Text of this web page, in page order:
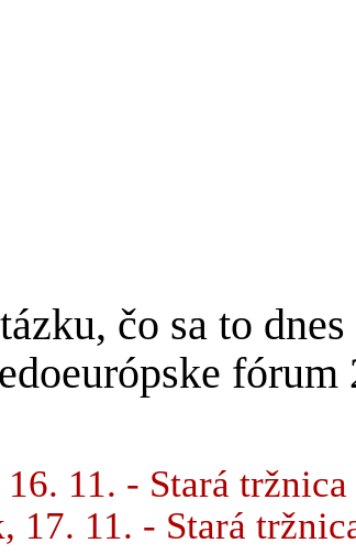
čo sa to
fórum
11. - Stará tržnica
17. 11. - Stará